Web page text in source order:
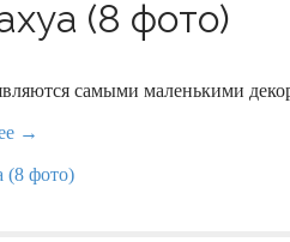
(8 фото)
самыми маленькими
→